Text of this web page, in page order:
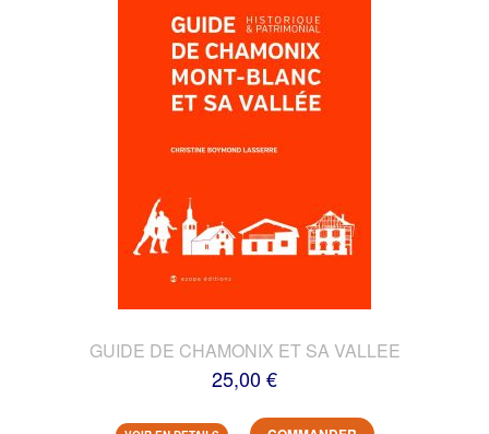
GUIDE DE CHAMONIX ET SA VALLEE
25,00 €